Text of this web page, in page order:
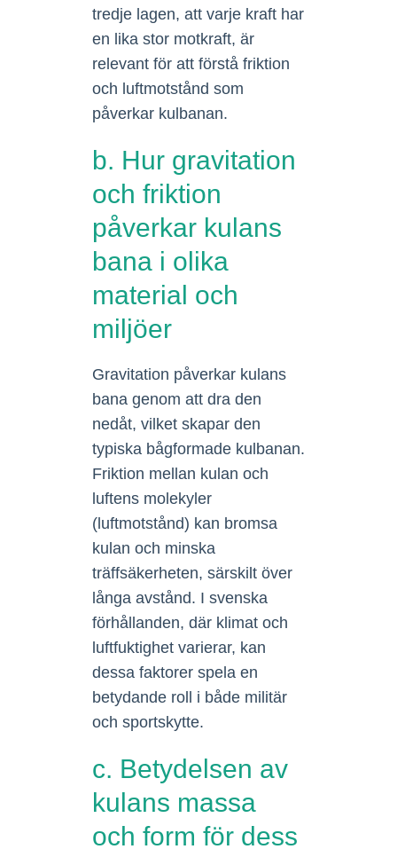
tredje lagen, att varje kraft har
en lika stor motkraft, är
relevant för att förstå friktion
och luftmotstånd som
påverkar kulbanan.
b. Hur gravitation
och friktion
påverkar kulans
bana i olika
material och
miljöer
Gravitation påverkar kulans
bana genom att dra den
nedåt, vilket skapar den
typiska bågformade kulbanan.
Friktion mellan kulan och
luftens molekyler
(luftmotstånd) kan bromsa
kulan och minska
träffsäkerheten, särskilt över
långa avstånd. I svenska
förhållanden, där klimat och
luftfuktighet varierar, kan
dessa faktorer spela en
betydande roll i både militär
och sportskytte.
c. Betydelsen av
kulans massa
och form för dess